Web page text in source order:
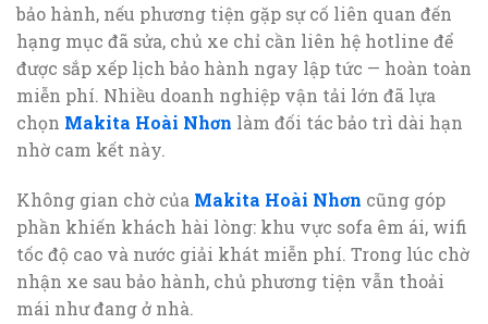
bảo hành, nếu phương tiện gặp sự cố liên quan đến
hạng mục đã sửa, chủ xe chỉ cần liên hệ hotline để
được sắp xếp lịch bảo hành ngay lập tức — hoàn toàn
miễn phí. Nhiều doanh nghiệp vận tải lớn đã lựa
chọn Makita Hoài Nhơn làm đối tác bảo trì dài hạn
nhờ cam kết này.
Không gian chờ của Makita Hoài Nhơn cũng góp
phần khiến khách hài lòng: khu vực sofa êm ái, wifi
tốc độ cao và nước giải khát miễn phí. Trong lúc chờ
nhận xe sau bảo hành, chủ phương tiện vẫn thoải
mái như đang ở nhà.